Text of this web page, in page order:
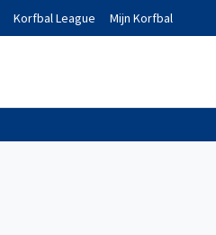
Korfbal League Mijn Korfbal